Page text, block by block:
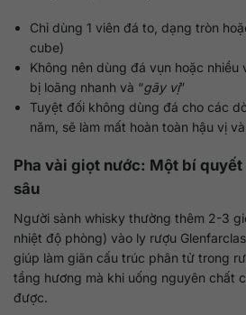
Chỉ dùng 1 viên đá to, dạng tròn
cube)
Không nên dùng đá vụn hoặc nhiều
bị loãng nhanh và “gãy vị”
Tuyệt đối không dùng đá cho các
năm, sẽ làm mất hoàn toàn hậu vị
Pha vài giọt nước: Một bí
sâu
Người sành whisky thường thêm 2-3
nhiệt độ phòng) vào ly rượu
giúp làm giãn cấu trúc phân tử trong
tầng hương mà khi uống nguyên chất
được.